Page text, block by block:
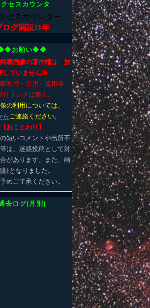
クセスカウンタ
ログ開設21年
お願い◆◆
載画像の著作権は、放
していません※
利用・引用・流用等、
直リンクは禁止。
の利用については、
ら ご連絡ください。
【おことわり】
短いコメントや出所不
は、迷惑投稿として対
があります。また、画
証となりました。
めご了承ください。
去ログ(月別)